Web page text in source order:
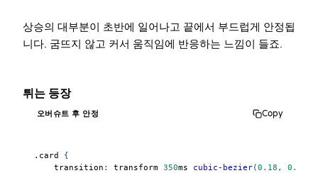
상승의 대부분이 초반에 일어나고 끝에서 부드럽게 안정됩
니다. 굼뜨지 않고 커서 움직임에 반응하는 느낌이 들죠.
튀는 등장
오버슈트 후 안정 Copy
.card
{
transition : transform 350ms cubic-bezier(0.18 , 0.89